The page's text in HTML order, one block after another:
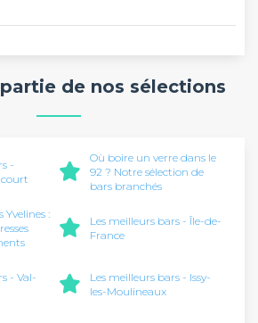
de nos sélections
-
Où boire un verre dans le
92 ? Notre sélection de
bars branchés
Yvelines :
Les meilleurs bars - Île-de-
France
- Val-
Les meilleurs bars - Issy-
les-Moulineaux